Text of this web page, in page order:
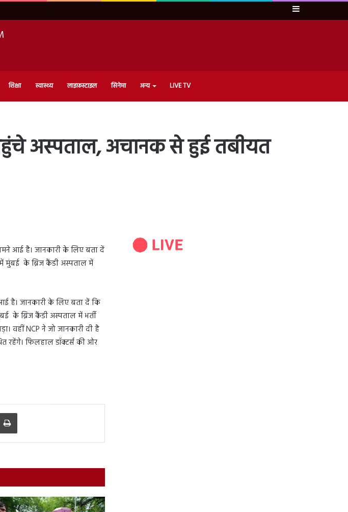
Sidebar
शिक्षा स्वास्थ्य लाइफ़स्टाइल सिनेमा अन्य LIVE TV
अस्पताल, अचानक से हुई तबीयत
आई है। जानकारी के लिए बता दें
मुंबई के ब्रिज कैंडी अस्पताल में
है। जानकारी के लिए बता दें कि
के ब्रिज कैंडी अस्पताल में भर्ती
वहीं NCP ने जो जानकारी दी है
रहेंगे। फिलहाल डॉक्टर्स की ओर
Email Print